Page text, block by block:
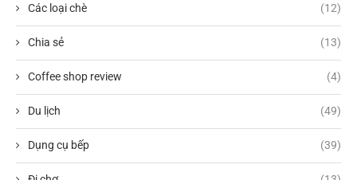
Các loại chè (12)
Chia sẻ (13)
Coffee shop review (4)
Du lịch (49)
Dụng cụ bếp (39)